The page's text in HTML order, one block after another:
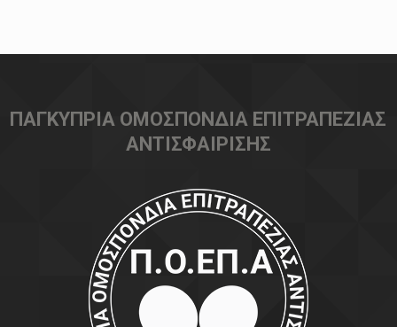
ΠΑΓΚΥΠΡΙΑ ΟΜΟΣΠΟΝΔΙΑ ΕΠΙΤΡΑΠΕΖΙΑΣ
ΑΝΤΙΣΦΑΙΡΙΣΗΣ